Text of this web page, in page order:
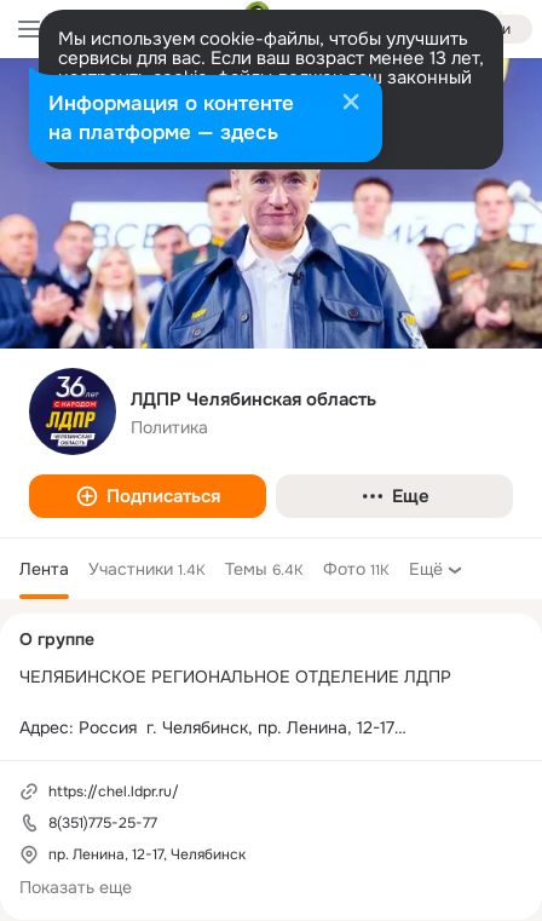
Войти
Мы используем cookie-файлы, чтобы улучшить
сервисы для вас. Если ваш возраст менее 13 лет,
настроить cookie-файлы должен ваш законный
представитель. Больше информации
Разрешить все Настроить
ЛДПР Челябинская область
Политика
Подписаться Еще
Лента Участники 1.4K Темы 6.4K Фото 11K Ещё
колонка
О группе
ЧЕЛЯБИНСКОЕ РЕГИОНАЛЬНОЕ ОТДЕЛЕНИЕ ЛДПР
Адрес: Россия  г. Челябинск, пр. Ленина, 12-17
Время работы: 09:00 - 18:00
chel@ldpr.ru
https://chel.ldpr.ru/
8(351)775-25-77
пр. Ленина, 12-17, Челябинск
Показать еще
Информация о контенте
на платформе — здесь